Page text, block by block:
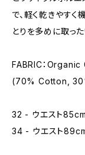
で、軽く乾きやすく
とりを多めに取った
FABRIC：
(70% Cotton,
32 - ウエスト
34 - ウエスト